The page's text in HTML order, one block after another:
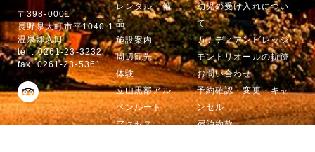
〒398-0001
長野県大町市平1040-1
温泉郷入口
tel : 0261-23-3232
fax: 0261-23-5361
レンタル・備
品
施設案内
周辺観光
体験
立山黒部アル
ペンルート
アクセス
幼児の受け入れについ
て
カナディアンビレッジ
モントリオールの軌跡
お問い合わせ
予約確認・変更・キャ
ンセル
宿泊約款